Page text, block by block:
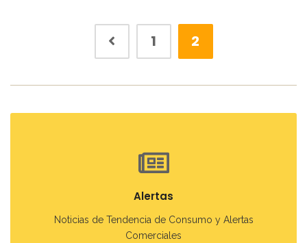
1 2
Alertas
Noticias de Tendencia de Consumo y Alertas
Comerciales